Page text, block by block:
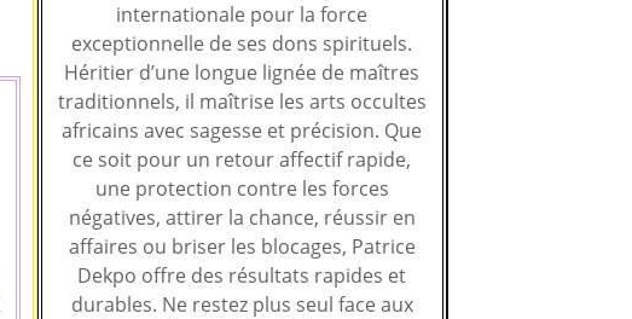
internationale pour la force
exceptionnelle de ses dons spirituels.
Héritier d’une longue lignée de maîtres
traditionnels, il maîtrise les arts occultes
africains avec sagesse et précision. Que
ce soit pour un retour affectif rapide,
une protection contre les forces
négatives, attirer la chance, réussir en
affaires ou briser les blocages, Patrice
Dekpo offre des résultats rapides et
durables. Ne restez plus seul face aux